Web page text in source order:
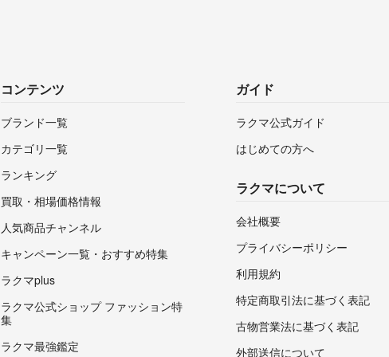
コンテンツ
ブランド一覧
カテゴリ一覧
ランキング
買取・相場価格情報
人気商品チャンネル
キャンペーン一覧・おすすめ特集
ラクマplus
ラクマ公式ショップ ファッション特
集
ラクマ最強鑑定
ガイド
ラクマ公式ガイド
はじめての方へ
ラクマについて
会社概要
プライバシーポリシー
利用規約
特定商取引法に基づく表記
古物営業法に基づく表記
外部送信について